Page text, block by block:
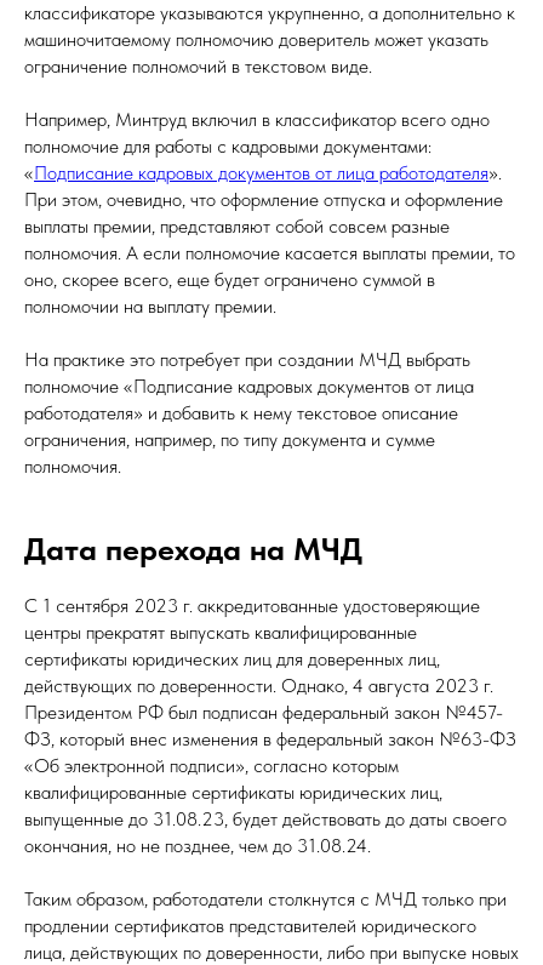
классификаторе указываются укрупненно, а дополнительно к
машиночитаемому полномочию доверитель может указать
ограничение полномочий в текстовом виде.
Например, Минтруд включил в классификатор всего одно
полномочие для работы с кадровыми документами:
«Подписание кадровых документов от лица работодателя».
При этом, очевидно, что оформление отпуска и оформление
выплаты премии, представляют собой совсем разные
полномочия. А если полномочие касается выплаты премии, то
оно, скорее всего, еще будет ограничено суммой в
полномочии на выплату премии.
На практике это потребует при создании МЧД выбрать
полномочие «Подписание кадровых документов от лица
работодателя» и добавить к нему текстовое описание
ограничения, например, по типу документа и сумме
полномочия.
Дата перехода на МЧД
С 1 сентября 2023 г. аккредитованные удостоверяющие
центры прекратят выпускать квалифицированные
сертификаты юридических лиц для доверенных лиц,
действующих по доверенности. Однако, 4 августа 2023 г.
Президентом РФ был подписан федеральный закон №457-
ФЗ, который внес изменения в федеральный закон №63-ФЗ
«Об электронной подписи», согласно которым
квалифицированные сертификаты юридических лиц,
выпущенные до 31.08.23, будет действовать до даты своего
окончания, но не позднее, чем до 31.08.24.
Таким образом, работодатели столкнутся с МЧД только при
продлении сертификатов представителей юридического
лица, действующих по доверенности, либо при выпуске новых